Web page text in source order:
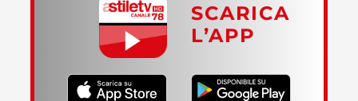
SCARICA
L’APP